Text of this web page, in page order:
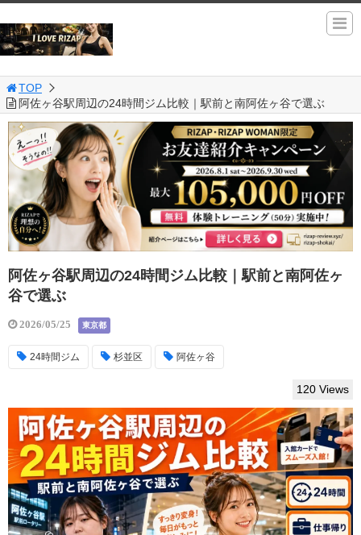
TOP
阿佐ヶ谷駅周辺の24時間ジム比較｜駅前と南阿佐ヶ谷で選ぶ
阿佐ヶ谷駅周辺の24時間ジム比較｜駅前と南阿佐ヶ
谷で選ぶ
2026/05/25 東京都
24時間ジム 杉並区 阿佐ヶ谷
120 Views